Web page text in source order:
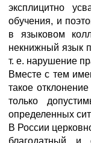
эксплицитно
обучения, и
в языковом
некнижный язык
т. е. нарушение
Вместе с тем
такое
только
определенных
В России
благодатный и